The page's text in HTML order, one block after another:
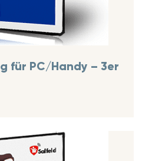
für PC/Handy – 3er